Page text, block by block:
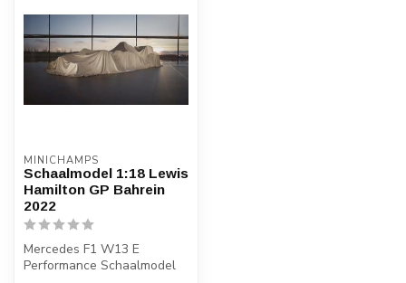
MINICHAMPS
Schaalmodel 1:18 Lewis
Hamilton GP Bahrein
2022
Mercedes F1 W13 E
Performance Schaalmodel